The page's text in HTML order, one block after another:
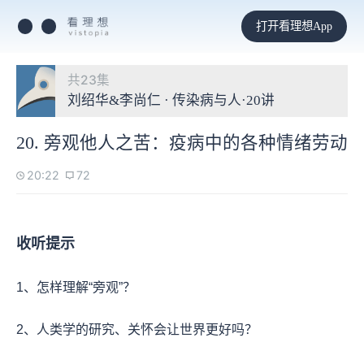
打开看理想App
共23集
刘绍华&李尚仁 · 传染病与人·20讲
20. 旁观他人之苦：疫病中的各种情绪劳动
20:22 72
收听提示
1、怎样理解“旁观”？
2、人类学的研究、关怀会让世界更好吗？